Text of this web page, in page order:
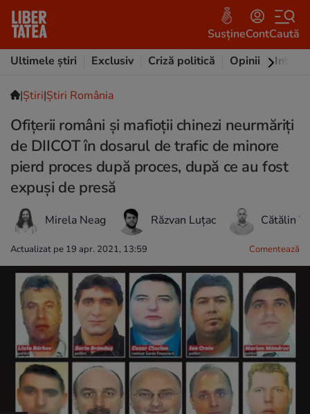
SusțineContCaută
Ultimele știri
Exclusiv Criză politică Opinii
|Ştiri|Știri România
Ofițerii români și mafioții chinezi neurmăriți
de DIICOT în dosarul de trafic de minore
pierd proces după proces, după ce au fost
expuși de presă
Mirela Neag Răzvan Luțac Cătălin
Actualizat pe 19 apr. 2021, 13:59 Comentează